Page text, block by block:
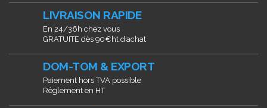
LIVRAISON RAPIDE
En 24/36h chez vous
GRATUITE dès 90€ht d’achat
DOM-TOM & EXPORT
Paiement hors TVA possible
Règlement en HT